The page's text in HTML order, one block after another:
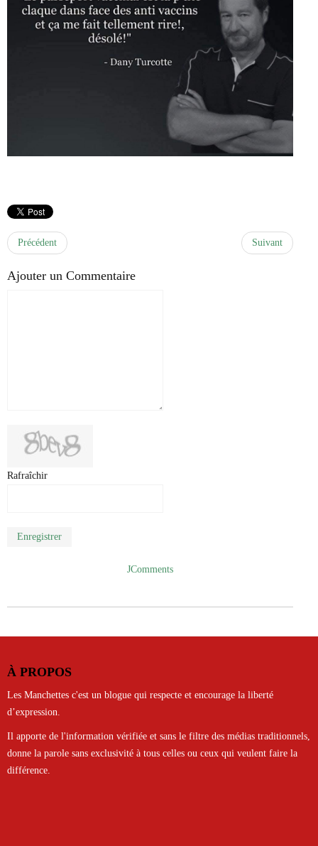
Précédent Suivant
Ajouter un Commentaire
Rafraîchir
Enregistrer
JComments
À PROPOS
Les Manchettes c'est un blogue qui respecte et encourage la liberté
d’expression.
Il apporte de l'information vérifiée et sans le filtre des médias traditionnels,
donne la parole sans exclusivité à tous celles ou ceux qui veulent faire la
différence.